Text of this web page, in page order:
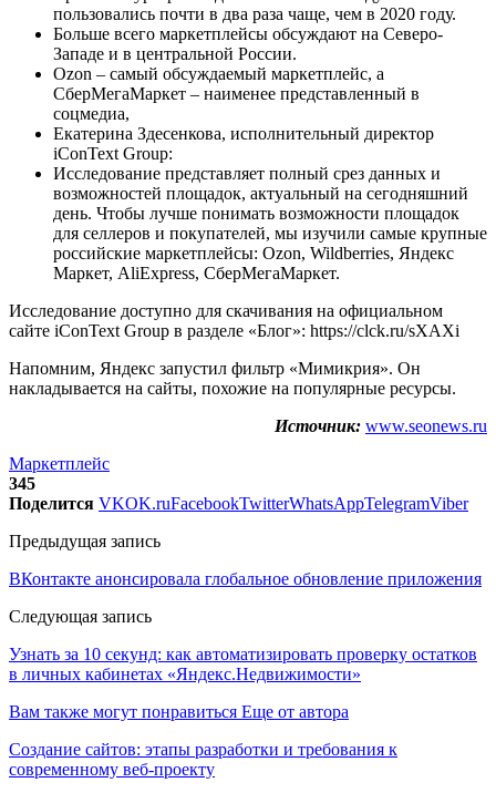
пользовались почти в два раза чаще, чем в 2020 году.
Больше всего маркетплейсы обсуждают на Северо-
Западе и в центральной России.
Ozon – самый обсуждаемый маркетплейс, а
СберМегаМаркет – наименее представленный в
соцмедиа,
Екатерина Здесенкова, исполнительный директор
iConText Group:
Исследование представляет полный срез данных и
возможностей площадок, актуальный на сегодняшний
день. Чтобы лучше понимать возможности площадок
для селлеров и покупателей, мы изучили самые крупные
российские маркетплейсы: Ozon, Wildberries, Яндекс
Маркет, AliExpress, СберМегаМаркет.
Исследование доступно для скачивания на официальном
сайте iConText Group в разделе «Блог»: https://clck.ru/sXAXi
Напомним, Яндекс запустил фильтр «Мимикрия». Он
накладывается на сайты, похожие на популярные ресурсы.
Источник: www.seonews.ru
Маркетплейс
345
Поделится VKOK.ruFacebookTwitterWhatsAppTelegramViber
Предыдущая запись
ВКонтакте анонсировала глобальное обновление приложения
Следующая запись
Узнать за 10 секунд: как автоматизировать проверку остатков
в личных кабинетах «Яндекс.Недвижимости»
Вам также могут понравиться Еще от автора
Создание сайтов: этапы разработки и требования к
современному веб-проекту